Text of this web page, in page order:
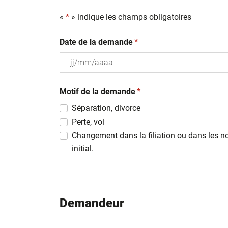
« * » indique les champs obligatoires
Date de la demande(obligatoire)
*
slash
MM
slash
AAAA
Motif de la demande(obligatoire)
*
Séparation, divorce
Perte, vol
Changement dans la filiation ou dans les
initial.
Demandeur